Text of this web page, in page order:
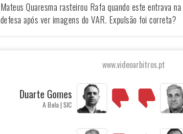
Mateus Quaresma rasteirou Rafa quando este entrava
defesa após ver imagens do VAR. Expulsão foi correta?
www.videoarbitros.pt
Duarte Gomes
A Bola | SIC